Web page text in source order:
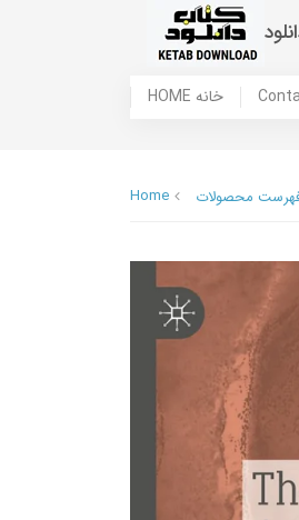
HOME خانه
Home محصولات